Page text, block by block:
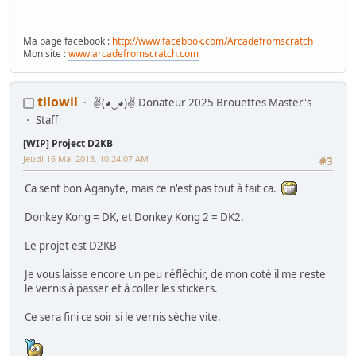
Sam Fast Track
Les Bidouilles d'aganyte (cartes électroniques)
Ma page facebook : http://www.facebook.com/Arcadefromscratch
Mon site :www.arcadefromscratch.com
tilowil
✌(◕‿◕)✌ Donateur 2025 Brouettes Master's
Staff
[WIP] Project D2KB
#3
Jeudi 16 Mai 2013, 10:24:07 AM
Ca sent bon Aganyte, mais ce n'est pas tout à fait ca.
Donkey Kong = DK, et Donkey Kong 2 = DK2.
Le projet est D2KB
Je vous laisse encore un peu réfléchir, de mon coté il me reste
le vernis à passer et à coller les stickers.
Ce sera fini ce soir si le vernis sèche vite.